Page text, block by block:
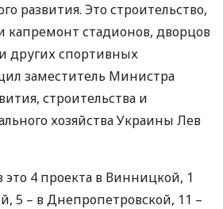
развития. Это строительство,
капремонт стадионов, дворцов
других спортивных
заместитель Министра
строительства и
хозяйства Украины Лев
это 4 проекта в Винницкой, 1
5 – в Днепропетровской, 11 –